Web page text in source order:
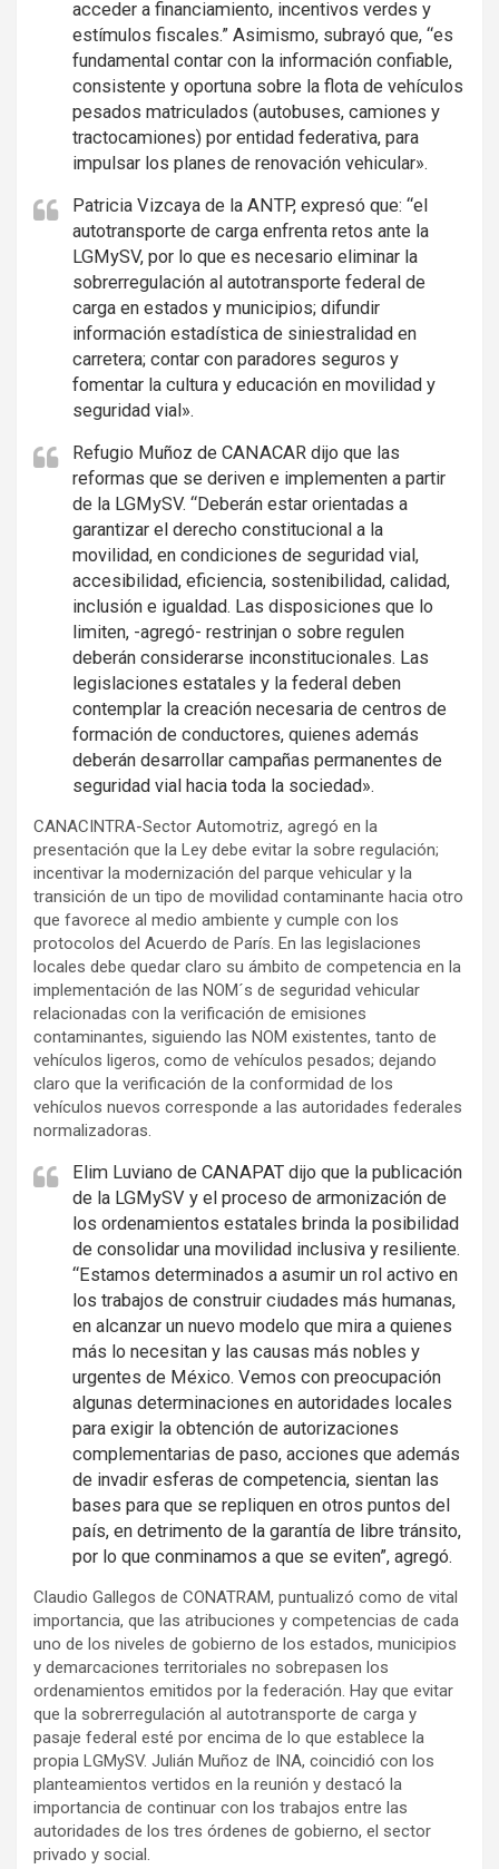
acceder a financiamiento, incentivos verdes y
estímulos fiscales.” Asimismo, subrayó que, “es
fundamental contar con la información confiable,
consistente y oportuna sobre la flota de vehículos
pesados matriculados (autobuses, camiones y
tractocamiones) por entidad federativa, para
impulsar los planes de renovación vehicular».
Patricia Vizcaya de la ANTP, expresó que: “el
autotransporte de carga enfrenta retos ante la
LGMySV, por lo que es necesario eliminar la
sobrerregulación al autotransporte federal de
carga en estados y municipios; difundir
información estadística de siniestralidad en
carretera; contar con paradores seguros y
fomentar la cultura y educación en movilidad y
seguridad vial».
Refugio Muñoz de CANACAR dijo que las
reformas que se deriven e implementen a partir
de la LGMySV. “Deberán estar orientadas a
garantizar el derecho constitucional a la
movilidad, en condiciones de seguridad vial,
accesibilidad, eficiencia, sostenibilidad, calidad,
inclusión e igualdad. Las disposiciones que lo
limiten, -agregó- restrinjan o sobre regulen
deberán considerarse inconstitucionales. Las
legislaciones estatales y la federal deben
contemplar la creación necesaria de centros de
formación de conductores, quienes además
deberán desarrollar campañas permanentes de
seguridad vial hacia toda la sociedad».
CANACINTRA-Sector Automotriz, agregó en la
presentación que la Ley debe evitar la sobre regulación;
incentivar la modernización del parque vehicular y la
transición de un tipo de movilidad contaminante hacia otro
que favorece al medio ambiente y cumple con los
protocolos del Acuerdo de París. En las legislaciones
locales debe quedar claro su ámbito de competencia en la
implementación de las NOM´s de seguridad vehicular
relacionadas con la verificación de emisiones
contaminantes, siguiendo las NOM existentes, tanto de
vehículos ligeros, como de vehículos pesados; dejando
claro que la verificación de la conformidad de los
vehículos nuevos corresponde a las autoridades federales
normalizadoras.
Elim Luviano de CANAPAT dijo que la publicación
de la LGMySV y el proceso de armonización de
los ordenamientos estatales brinda la posibilidad
de consolidar una movilidad inclusiva y resiliente.
“Estamos determinados a asumir un rol activo en
los trabajos de construir ciudades más humanas,
en alcanzar un nuevo modelo que mira a quienes
más lo necesitan y las causas más nobles y
urgentes de México. Vemos con preocupación
algunas determinaciones en autoridades locales
para exigir la obtención de autorizaciones
complementarias de paso, acciones que además
de invadir esferas de competencia, sientan las
bases para que se repliquen en otros puntos del
país, en detrimento de la garantía de libre tránsito,
por lo que conminamos a que se eviten”, agregó.
Claudio Gallegos de CONATRAM, puntualizó como de vital
importancia, que las atribuciones y competencias de cada
uno de los niveles de gobierno de los estados, municipios
y demarcaciones territoriales no sobrepasen los
ordenamientos emitidos por la federación. Hay que evitar
que la sobrerregulación al autotransporte de carga y
pasaje federal esté por encima de lo que establece la
propia LGMySV. Julián Muñoz de INA, coincidió con los
planteamientos vertidos en la reunión y destacó la
importancia de continuar con los trabajos entre las
autoridades de los tres órdenes de gobierno, el sector
privado y social.